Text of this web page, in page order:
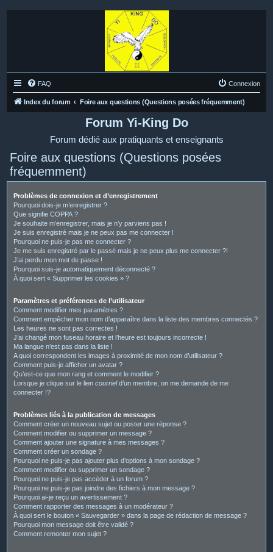
FAQ Connexion
Index du forum Foire aux questions (Questions posées fréquemment)
Forum Yi-King Do
Forum dédié aux pratiquants et enseignants
Foire aux questions (Questions posées
fréquemment)
Problèmes de connexion et d’enregistrement
Pourquoi dois-je m’enregistrer ?
Que signifie COPPA ?
Je souhaite m’enregistrer, mais je n’y parviens pas !
Je suis enregistré mais je ne peux pas me connecter !
Pourquoi ne puis-je pas me connecter ?
Je me suis enregistré par le passé mais je ne peux plus me connecter ?!
J’ai perdu mon mot de passe !
Pourquoi suis-je automatiquement déconnecté ?
À quoi sert « Supprimer les cookies » ?
Paramètres et préférences de l’utilisateur
Comment modifier mes paramètres ?
Comment empêcher mon nom d’apparaître dans la liste des membres connectés ?
Les heures ne sont pas correctes !
J’ai changé mon fuseau horaire et l’heure est toujours incorrecte !
Ma langue n’est pas dans la liste !
A quoi correspondent les images à proximité de mon nom d’utilisateur ?
Comment puis-je afficher un avatar ?
Qu’est-ce que mon rang et comment le modifier ?
Lorsque je clique sur le lien courrield’un membre, on me demande de me
connecter !?
Problèmes liés à la publication de messages
Comment créer un nouveau sujet ou poster une réponse ?
Comment modifier ou supprimer un message ?
Comment ajouter une signature à mes messages ?
Comment créer un sondage ?
Pourquoi ne puis-je pas ajouter plus d’options à mon sondage ?
Comment modifier ou supprimer un sondage ?
Pourquoi ne puis-je pas accéder à un forum ?
Pourquoi ne puis-je pas joindre des fichiers à mon message ?
Pourquoi ai-je reçu un avertissement ?
Comment rapporter des messages à un modérateur ?
À quoi sert le bouton « Sauvegarder » dans la page de rédaction de message ?
Pourquoi mon message doit être validé ?
Comment remonter mon sujet ?